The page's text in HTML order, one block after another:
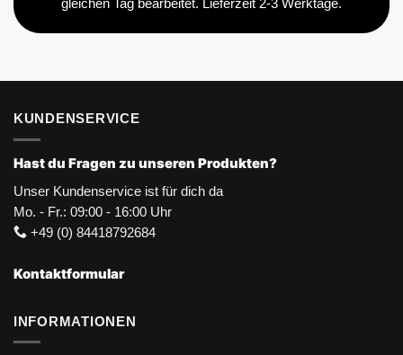
gleichen Tag bearbeitet. Lieferzeit 2-3 Werktage.
KUNDENSERVICE
Hast du Fragen zu unseren Produkten?
Unser Kundenservice ist für dich da
Mo. - Fr.: 09:00 - 16:00 Uhr
+49 (0) 84418792684
Kontaktformular
INFORMATIONEN